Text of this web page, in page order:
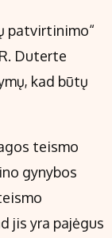
patvirtinimo“
Duterte
kad būtų
teismo
gynybos
jis yra pajėgus